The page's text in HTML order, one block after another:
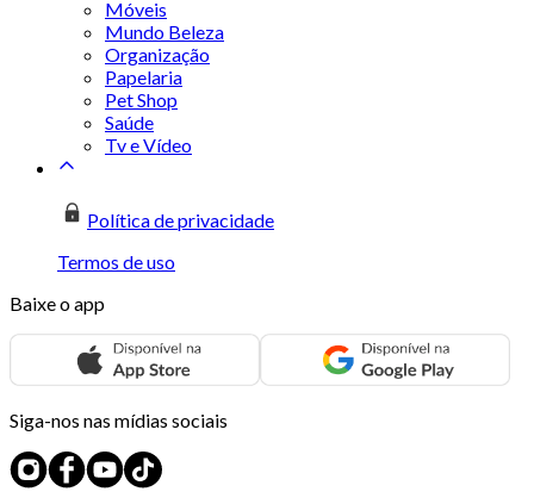
Móveis
Mundo Beleza
Organização
Papelaria
Pet Shop
Saúde
Tv e Vídeo
Política de privacidade
Termos de uso
Baixe o app
Siga-nos nas mídias sociais